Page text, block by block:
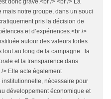
donc grave.<br /> <br /> La
mais notre groupe, dans un souci
pris la décision de
et d’expériences.<br />
autour des valeurs fortes
tout au long de la campagne : la
et la transparence dans
/> Elle acte également
institutionnelle, nécessaire pour
développement économique et